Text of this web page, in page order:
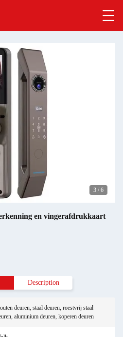
3 / 6
en vingerafdrukkaart
Description
deuren, staal deuren, roestvrij staal
aluminium deuren, koperen deuren